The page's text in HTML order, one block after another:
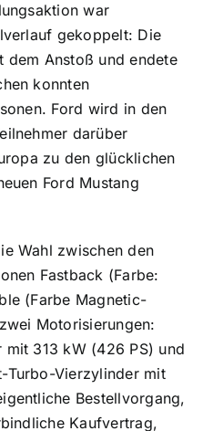
war
gekoppelt: Die
dem Anstoß und endete
konnten
Ford wird in den
darüber
zu den glücklichen
Ford Mustang
Wahl zwischen den
Fastback (Farbe:
(Farbe Magnetic-
Motorisierungen:
313 kW (426 PS) und
Turbo-Vierzylinder mit
Bestellvorgang,
Kaufvertrag,